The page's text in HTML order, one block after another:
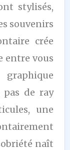
stylisés,
souvenirs
crée
entre vous
pas de ray
une
naît